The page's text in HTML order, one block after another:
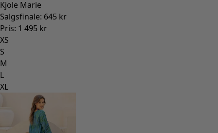
Kjole Marie
Salgsfinale: 645 kr
Pris: 1 495 kr
XS
S
M
L
XL